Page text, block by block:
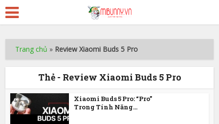
Trang chủ » Review Xiaomi Buds 5 Pro
Thẻ - Review Xiaomi Buds 5 Pro
Xiaomi Buds 5 Pro: “Pro”
Trong Tính Năng...